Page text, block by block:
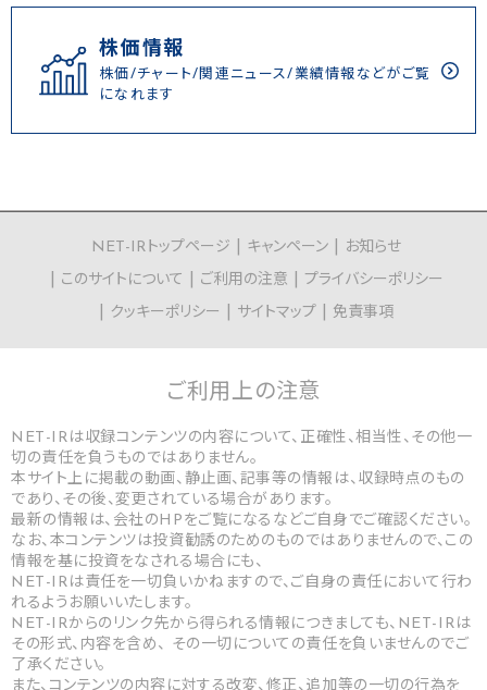
株価情報
株価/チャート/関連ニュース/業績情報などがご覧
になれます
NET-IRトップページ キャンペーン
お知らせ
このサイトについて
ご利用の注意
プライバシーポリシー
クッキーポリシー
サイトマップ 免責事項
ご利用上の注意
NET-IRは収録コンテンツの内容について、正確性、相当性、その他一
切の責任を負うものではありません。
本サイト上に掲載の動画、静止画、記事等の情報は、収録時点のもの
であり、その後、変更されている場合があります。
最新の情報は、会社のHPをご覧になるなどご自身でご確認ください。
なお、本コンテンツは投資勧誘のためのものではありませんので、この
情報を基に投資をなされる場合にも、
NET-IRは責任を一切負いかねますので、ご自身の責任において行わ
れるようお願いいたします。
NET-IRからのリンク先から得られる情報につきましても、NET-IRは
その形式、内容を含め、 その一切についての責任を負いませんのでご
了承ください。
また、コンテンツの内容に対する改変、修正、追加等の一切の行為を